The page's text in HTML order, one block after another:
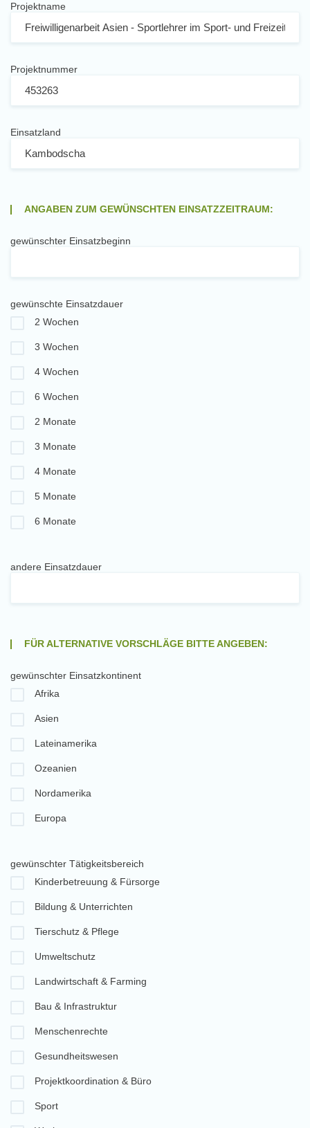
Projektname
Projektnummer
Einsatzland
ANGABEN ZUM GEWÜNSCHTEN EINSATZZEITRAUM:
gewünschter Einsatzbeginn
gewünschte Einsatzdauer
2 Wochen
3 Wochen
4 Wochen
6 Wochen
2 Monate
3 Monate
4 Monate
5 Monate
6 Monate
andere Einsatzdauer
FÜR ALTERNATIVE VORSCHLÄGE BITTE ANGEBEN:
gewünschter Einsatzkontinent
Afrika
Asien
Lateinamerika
Ozeanien
Nordamerika
Europa
gewünschter Tätigkeitsbereich
Kinderbetreuung & Fürsorge
Bildung & Unterrichten
Tierschutz & Pflege
Umweltschutz
Landwirtschaft & Farming
Bau & Infrastruktur
Menschenrechte
Gesundheitswesen
Projektkoordination & Büro
Sport